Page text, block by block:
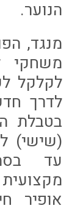
הנוער.
מנגד,
משחקי
לקלקל
לדרך
בטבלת
(שישי)
עד
אופיר